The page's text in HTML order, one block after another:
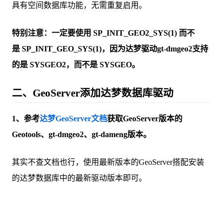
具有空间数据库功能，无需重复启用。
特别注意：一定要使用 SP_INIT_GEO2_SYS(1) 而不
是 SP_INIT_GEO_SYS(1)，因为达梦驱动gt-dmgeo2支持
的是 SYSGEO2，而不是 SYSGEO。
二、GeoServer添加达梦数据库驱动
1、参考达梦GeoServer文档获取GeoServer版本的
Geotools、gt-dmgeo2、gt-dameng版本。
其实不查文档也行，使用最新版本的GeoServer搭配安装
的达梦数据库中的最新驱动版本即可。